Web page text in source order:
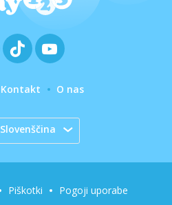
Kontakt O nas
Slovenščina
Piškotki Pogoji uporabe